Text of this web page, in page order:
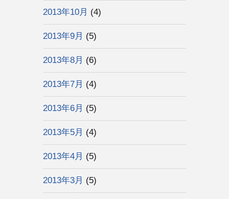
2013年10月 (4)
2013年9月 (5)
2013年8月 (6)
2013年7月 (4)
2013年6月 (5)
2013年5月 (4)
2013年4月 (5)
2013年3月 (5)